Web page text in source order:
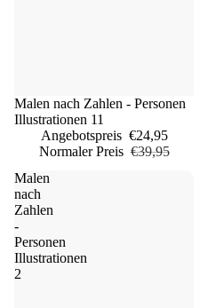
Sale
Malen nach Zahlen - Personen
Illustrationen 11
Angebotspreis €24,95
Normaler Preis €39,95
Malen
nach
Zahlen
-
Personen
Illustrationen
2